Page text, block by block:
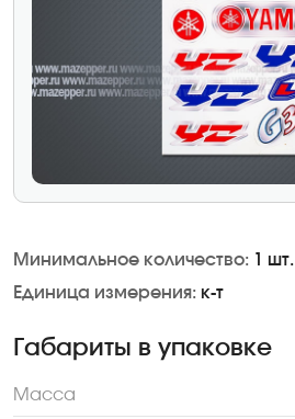
Минимальное количество: 1 шт.
Единица измерения: к-т
Габариты в упаковке
Масса